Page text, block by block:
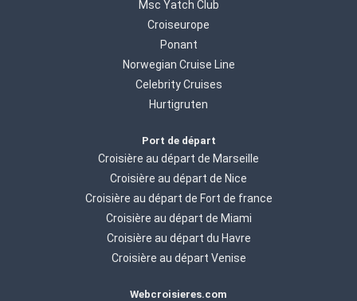
Msc Yatch Club
Croiseurope
Ponant
Norwegian Cruise Line
Celebrity Cruises
Hurtigruten
Port de départ
Croisière au départ de Marseille
Croisière au départ de Nice
Croisière au départ de Fort de france
Croisière au départ de Miami
Croisière au départ du Havre
Croisière au départ Venise
Webcroisieres.com